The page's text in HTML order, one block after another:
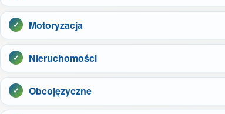
Motoryzacja
Nieruchomości
Obcojęzyczne